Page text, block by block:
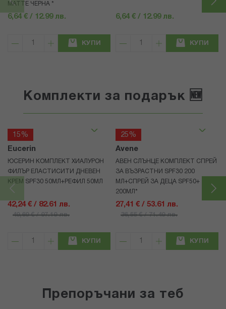
MATTE ЧЕРНА *
6,64 € / 12.99 лв.
КУПИ
6,64 € / 12.99 лв.
КУПИ
Комплекти за подарък 🆕
15%
Eucerin
ЮСЕРИН КОМПЛЕКТ ХИАЛУРОН
ФИЛЪР ЕЛАСТИСИТИ ДНЕВЕН
КРЕМ SPF30 50МЛ+РЕФИЛ 50МЛ
42,24 € / 82.61 лв.
49,69 € / 97.19 лв.
КУПИ
25%
Avene
АВЕН СЛЪНЦЕ КОМПЛЕКТ СПРЕЙ
ЗА ВЪЗРАСТНИ SPF30 200
МЛ+СПРЕЙ ЗА ДЕЦА SPF50+
200МЛ*
27,41 € / 53.61 лв.
36,55 € / 71.49 лв.
КУПИ
Препоръчани за теб